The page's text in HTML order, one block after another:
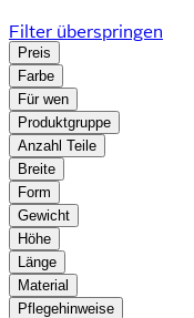
Filter überspringen
Preis
Farbe
Für wen
Produktgruppe
Anzahl Teile
Breite
Form
Gewicht
Höhe
Länge
Material
Pflegehinweise